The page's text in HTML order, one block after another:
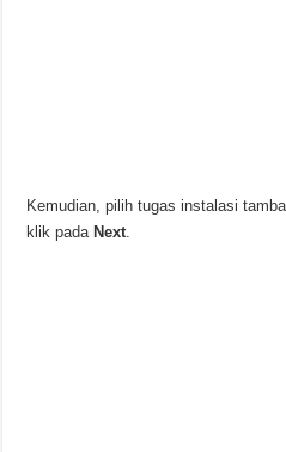
Kemudian, pilih tugas instalasi
klik pada Next